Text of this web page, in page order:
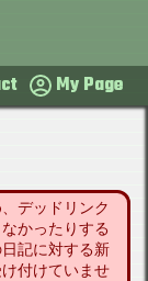
My Page
デッドリンク
かったりする
記に対する新
付けていませ